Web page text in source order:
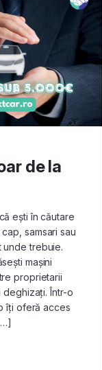
de la
ești în căutare
samsari sau
unde trebuie.
mașini
proprietarii
deghizați. Într-o
îți oferă acces